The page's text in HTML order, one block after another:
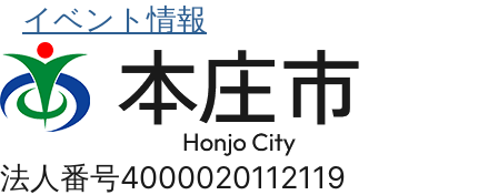
イベント情報
本
庄
法人番号4000020112119